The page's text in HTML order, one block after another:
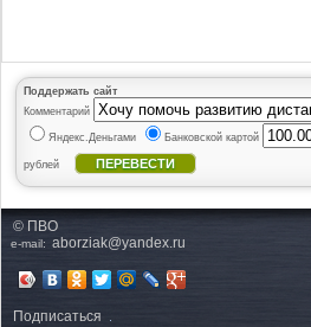
Поддержать сайт
Комментарий
Яндекс.Деньгами Банковской картой
рублей ПЕРЕВЕСТИ
© ПВО
e-mail: aborziak@yandex.ru
Подписаться